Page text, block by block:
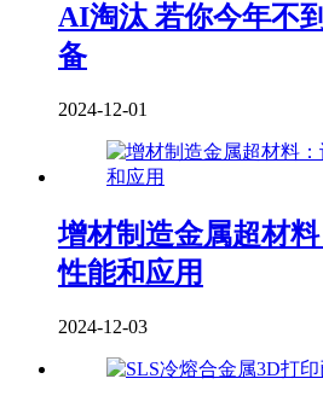
AI淘汰 若你今年不
备
2024-12-01
增材制造金属超材料
性能和应用
2024-12-03